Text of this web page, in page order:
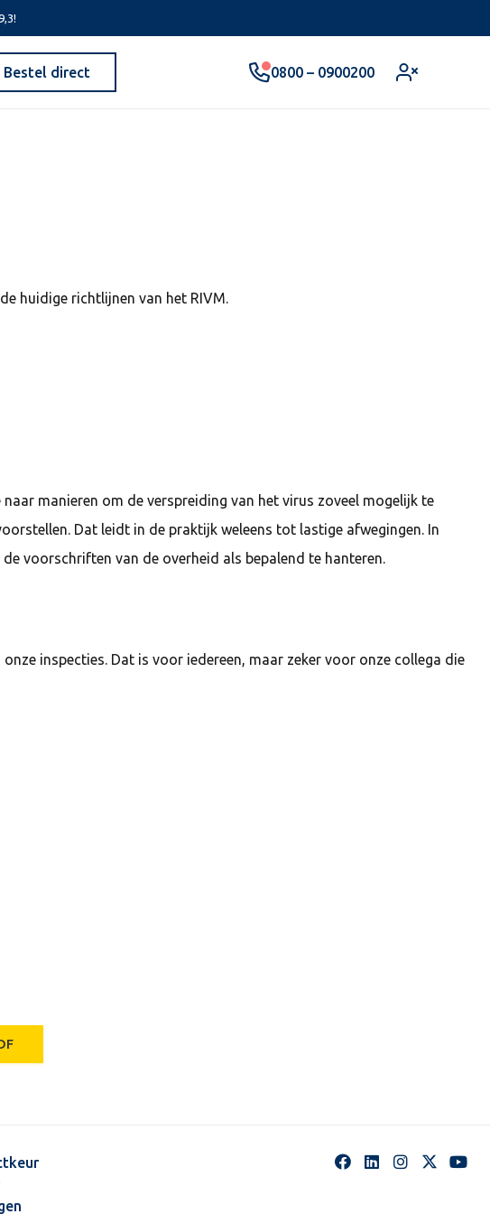
Bestel direct 0800 – 0900200
huidige richtlijnen van het RIVM.
manieren om de verspreiding van het virus zoveel mogelijk te
Dat leidt in de praktijk weleens tot lastige afwegingen. In
voorschriften van de overheid als bepalend te hanteren.
inspecties. Dat is voor iedereen, maar zeker voor onze collega die